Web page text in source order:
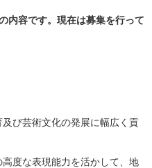
内容です。現在は募集を行って
び芸術文化の発展に幅広く貢
度な表現能力を活かして、地